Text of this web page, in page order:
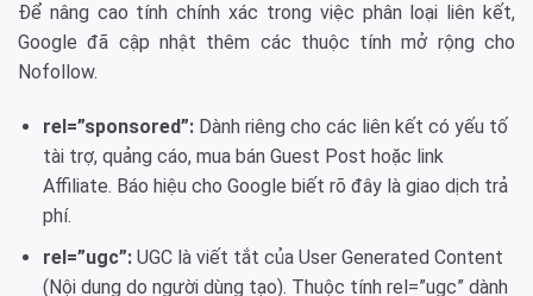
Để nâng cao tính chính xác trong việc phân loại liên kết,
Google đã cập nhật thêm các thuộc tính mở rộng cho
Nofollow.
rel=”sponsored”:Dành riêng cho các liên kết có yếu tố
tài trợ, quảng cáo, mua bán Guest Post hoặc link
Affiliate. Báo hiệu cho Google biết rõ đây là giao dịch trả
phí.
rel=”ugc”:UGC là viết tắt của User Generated Content
(Nội dung do người dùng tạo). Thuộc tính rel=”ugc” dành